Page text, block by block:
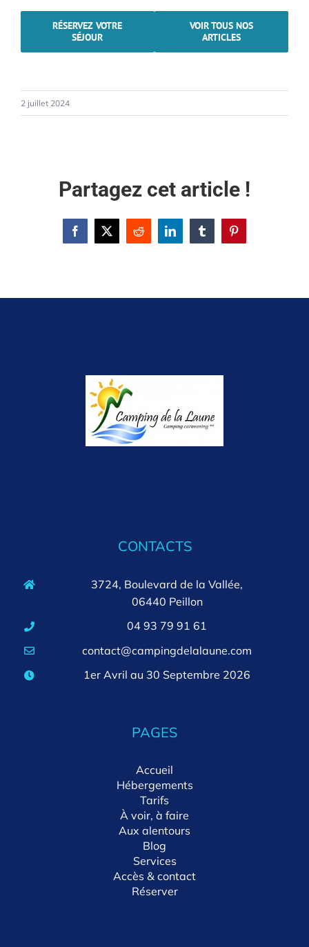
RÉSERVEZ VOTRE
SÉJOUR
VOIR TOUS NOS
ARTICLES
2 juillet 2024
Partagez cet article !
Facebook
X Reddit LinkedInTumblrPinterest
CONTACTS
3724, Boulevard de la Vallée,
06440 Peillon
04 93 79 91 61
contact@campingdelalaune.com
1er Avril au 30 Septembre 2026
PAGES
Accueil
Hébergements
Tarifs
À voir, à faire
Aux alentours
Blog
Services
Accès & contact
Réserver